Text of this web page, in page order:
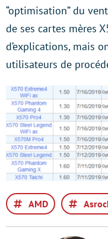
“optimisation” du
de ses cartes mères
d’explications, mais
utilisateurs de
AMD